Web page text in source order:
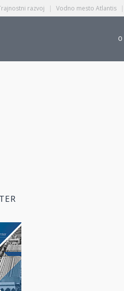
razvoj | Vodno mesto Atlantis |